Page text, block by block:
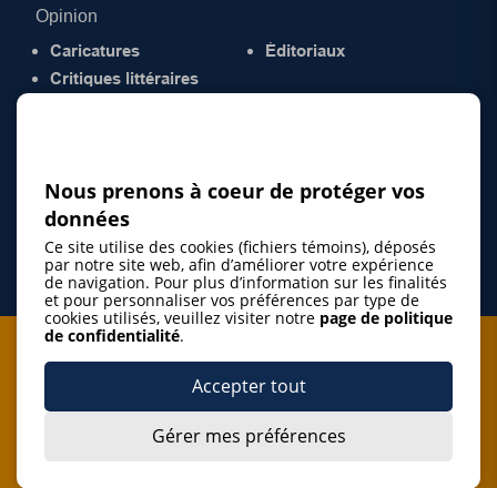
Opinion
Caricatures
Critiques littéraires
Éditoriaux
Je m'abonne à l'infolettre
J’accepte de m’abonner à l’infolettre de La Gazette de la
Nous prenons à coeur de protéger vos
données
Ce site utilise des cookies (fichiers témoins), déposés
par notre site web, afin d’améliorer votre expérience
de navigation. Pour plus d’information sur les finalités
et pour personnaliser vos préférences par type de
cookies utilisés, veuillez visiter notre page de politique
de confidentialité.
Accepter tout
Gérer mes préférences